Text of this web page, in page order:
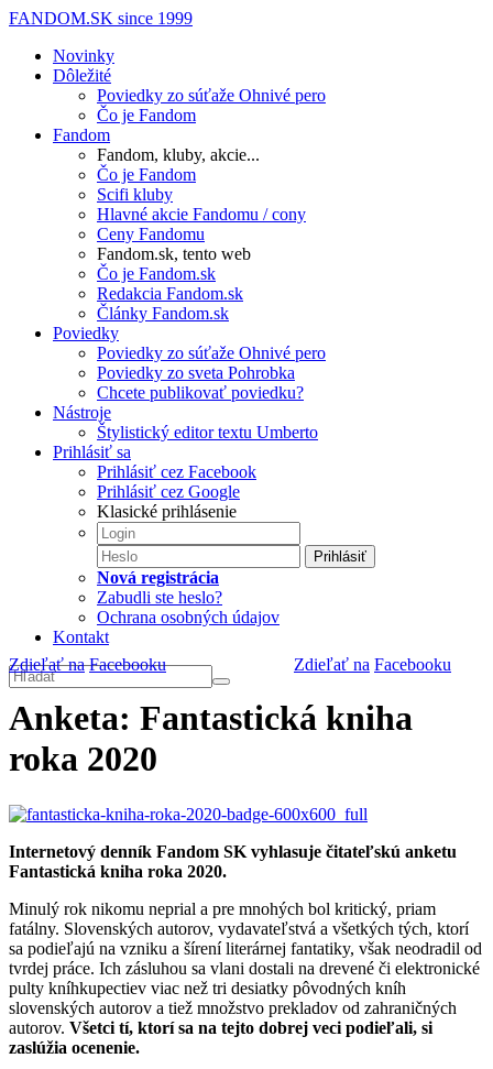
FANDOM.SK since 1999
Novinky
Dôležité
Poviedky zo súťaže Ohnivé pero
Čo je Fandom
Fandom
Fandom, kluby, akcie...
Čo je Fandom
Scifi kluby
Hlavné akcie Fandomu / cony
Ceny Fandomu
Fandom.sk, tento web
Čo je Fandom.sk
Redakcia Fandom.sk
Články Fandom.sk
Poviedky
Poviedky zo súťaže Ohnivé pero
Poviedky zo sveta Pohrobka
Chcete publikovať poviedku?
Nástroje
Štylistický editor textu Umberto
Prihlásiť sa
Prihlásiť cez Facebook
Prihlásiť cez Google
Klasické prihlásenie
Prihlásiť
Nová registrácia
Zabudli ste heslo?
Ochrana osobných údajov
Kontakt
Zdieľať na Facebooku
Zdieľať na Facebooku
Anketa: Fantastická kniha
roka 2020
Internetový denník Fandom SK vyhlasuje čitateľskú anketu
Fantastická kniha roka 2020.
Minulý rok nikomu neprial a pre mnohých bol kritický, priam
fatálny. Slovenských autorov, vydavateľstvá a všetkých tých, ktorí
sa podieľajú na vzniku a šírení literárnej fantatiky, však neodradil od
tvrdej práce. Ich zásluhou sa vlani dostali na drevené či elektronické
pulty kníhkupectiev viac než tri desiatky pôvodných kníh
slovenských autorov a tiež množstvo prekladov od zahraničných
autorov. Všetci tí, ktorí sa na tejto dobrej veci podieľali, si
zaslúžia ocenenie.